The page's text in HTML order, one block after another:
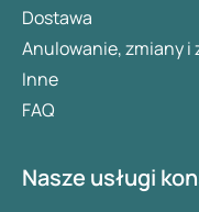
Dostawa
Anulowanie, zmiany i
Inne
FAQ
Nasze usługi